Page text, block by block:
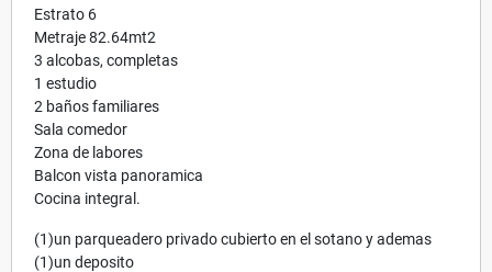
Estrato 6
Metraje 82.64mt2
3 alcobas, completas
1 estudio
2 baños familiares
Sala comedor
Zona de labores
Balcon vista panoramica
Cocina integral.
(1)un parqueadero privado cubierto en el sotano y ademas
(1)un deposito